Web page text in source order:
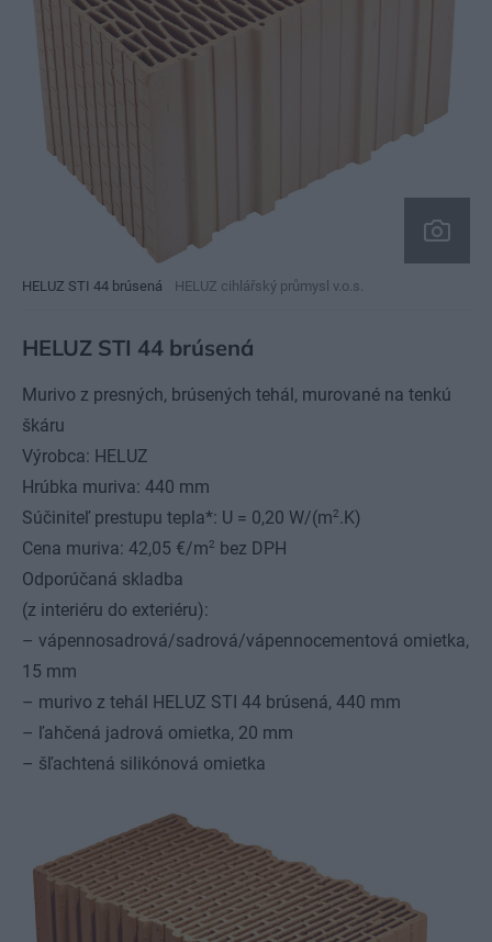
HELUZ STI 44 brúsená HELUZ cihlářský průmysl v.o.s.
HELUZ STI 44 brúsená
Murivo z presných, brúsených tehál, murované na tenkú
škáru
Výrobca: HELUZ
Hrúbka muriva: 440 mm
Súčiniteľ prestupu tepla*: U = 0,20 W/(m2.K)
Cena muriva: 42,05 €/m2 bez DPH
Odporúčaná skladba
(z interiéru do exteriéru):
– vápennosadrová/sadrová/vápennocementová omietka,
15 mm
– murivo z tehál HELUZ STI 44 brúsená, 440 mm
– ľahčená jadrová omietka, 20 mm
– šľachtená silikónová omietka